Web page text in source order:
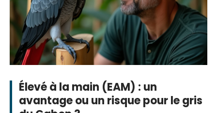
Élevé à la main (EAM) : un
avantage ou un risque pour le gris